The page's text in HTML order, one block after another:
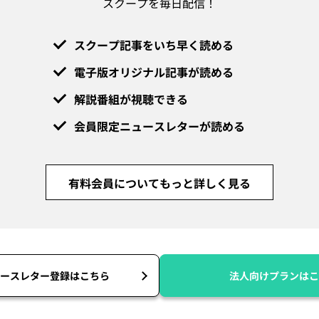
スクープ記事をいち早く読める
電子版オリジナル記事が読める
解説番組が視聴できる
会員限定ニュースレターが読める
有料会員についてもっと詳しく見る
スレター登録はこちら 法人向けプランは